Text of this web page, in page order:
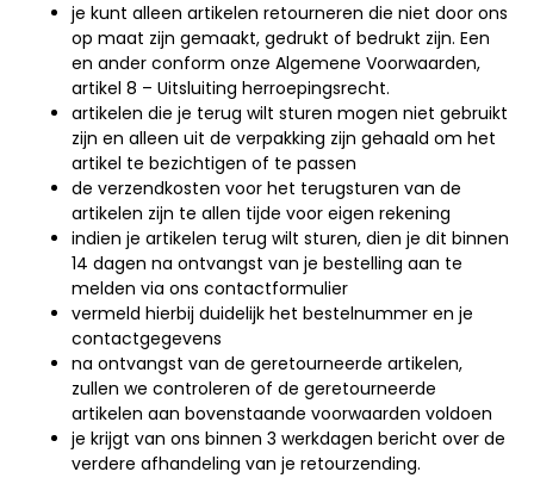
je kunt alleen artikelen retourneren die niet door ons
op maat zijn gemaakt, gedrukt of bedrukt zijn. Een
en ander conform onze Algemene Voorwaarden,
artikel 8 – Uitsluiting herroepingsrecht.
artikelen die je terug wilt sturen mogen niet gebruikt
zijn en alleen uit de verpakking zijn gehaald om het
artikel te bezichtigen of te passen
de verzendkosten voor het terugsturen van de
artikelen zijn te allen tijde voor eigen rekening
indien je artikelen terug wilt sturen, dien je dit binnen
14 dagen na ontvangst van je bestelling aan te
melden via ons contactformulier
vermeld hierbij duidelijk het bestelnummer en je
contactgegevens
na ontvangst van de geretourneerde artikelen,
zullen we controleren of de geretourneerde
artikelen aan bovenstaande voorwaarden voldoen
je krijgt van ons binnen 3 werkdagen bericht over de
verdere afhandeling van je retourzending.